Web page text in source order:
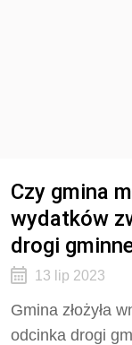
Czy gmina
wydatków
drogi
13 lip 2023
Gmina złożyła
odcinka drogi